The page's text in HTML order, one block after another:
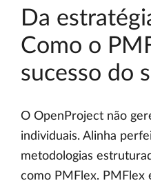
Da
Como o
sucesso do
O OpenProject não
individuais. Alinha
metodologias
como PMFlex. PMFlex